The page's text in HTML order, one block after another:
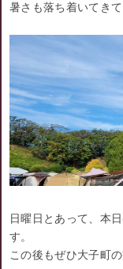
暑さも落ち着いてき
日曜日とあって、本
す。
この後もぜひ大子町